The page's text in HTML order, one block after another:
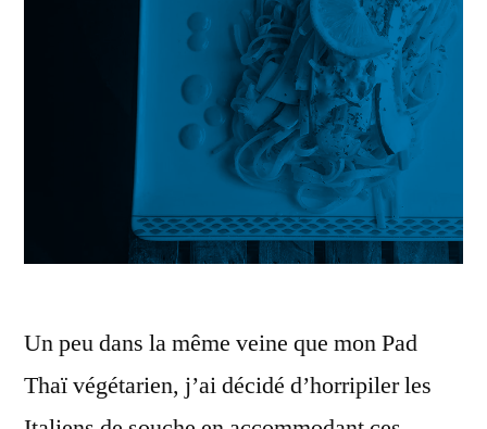
Un peu dans la même veine que mon Pad
Thaï végétarien, j’ai décidé d’horripiler les